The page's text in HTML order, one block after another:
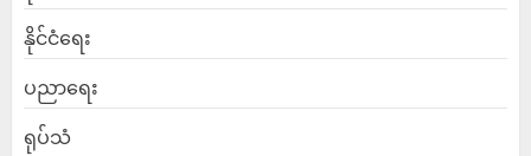
နိုင်ငံရေး
ပညာရေး
ရုပ်သံ